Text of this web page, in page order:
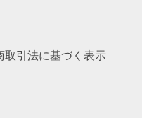
取引法に基づく表示